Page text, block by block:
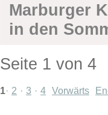
Marburger
in den
Seite 1 von 4
1 2 3 4 Vorwärts